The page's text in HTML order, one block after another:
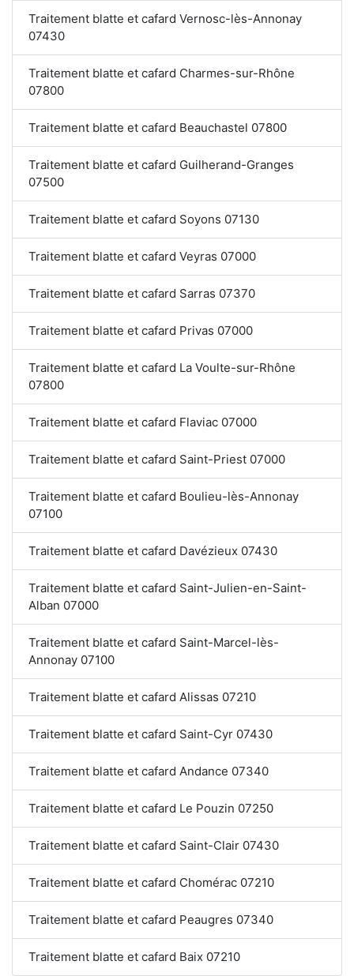
Traitement blatte et cafard Vernosc-lès-Annonay
07430
Traitement blatte et cafard Charmes-sur-Rhône
07800
Traitement blatte et cafard Beauchastel 07800
Traitement blatte et cafard Guilherand-Granges
07500
Traitement blatte et cafard Soyons 07130
Traitement blatte et cafard Veyras 07000
Traitement blatte et cafard Sarras 07370
Traitement blatte et cafard Privas 07000
Traitement blatte et cafard La Voulte-sur-Rhône
07800
Traitement blatte et cafard Flaviac 07000
Traitement blatte et cafard Saint-Priest 07000
Traitement blatte et cafard Boulieu-lès-Annonay
07100
Traitement blatte et cafard Davézieux 07430
Traitement blatte et cafard Saint-Julien-en-Saint-
Alban 07000
Traitement blatte et cafard Saint-Marcel-lès-
Annonay 07100
Traitement blatte et cafard Alissas 07210
Traitement blatte et cafard Saint-Cyr 07430
Traitement blatte et cafard Andance 07340
Traitement blatte et cafard Le Pouzin 07250
Traitement blatte et cafard Saint-Clair 07430
Traitement blatte et cafard Chomérac 07210
Traitement blatte et cafard Peaugres 07340
Traitement blatte et cafard Baix 07210